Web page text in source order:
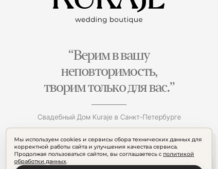
Мы используем cookies и сервисы сбора технических данных для
корректной работы сайта и улучшения качества сервиса.
Продолжая пользоваться сайтом, вы соглашаетесь с политикой
обработки данных.
“Верим в вашу
неповторимость,
творим только для вас.”
Свадебный Дом Kuraje в Санкт-Петербурге